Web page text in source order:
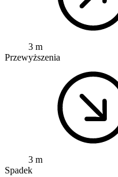
3 m
Przewyższenia
3 m
Spadek